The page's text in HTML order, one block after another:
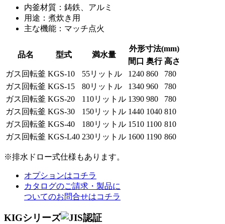
内釜材質：鋳鉄、アルミ
用途：煮炊き用
主な機能：マッチ点火
品名 型式 満水量
外形寸法(mm)
間口 奥行 高さ
ガス回転釜 KGS-10 55リットル 1240 860
780
ガス回転釜 KGS-15 80リットル 1340 960
780
ガス回転釜 KGS-20 110リットル 1390 980
780
ガス回転釜 KGS-30 150リットル 1440 1040 810
ガス回転釜 KGS-40 180リットル 1510 1100 810
ガス回転釜 KGS-L40 230リットル 1600 1190 860
※排水ドロー式仕様もあります。
オプションはコチラ
カタログのご請求・製品に
ついてのお問合せはコチラ
KIGシリーズ